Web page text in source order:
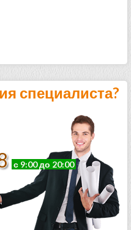
специалиста?
с 9:00 до 20:00